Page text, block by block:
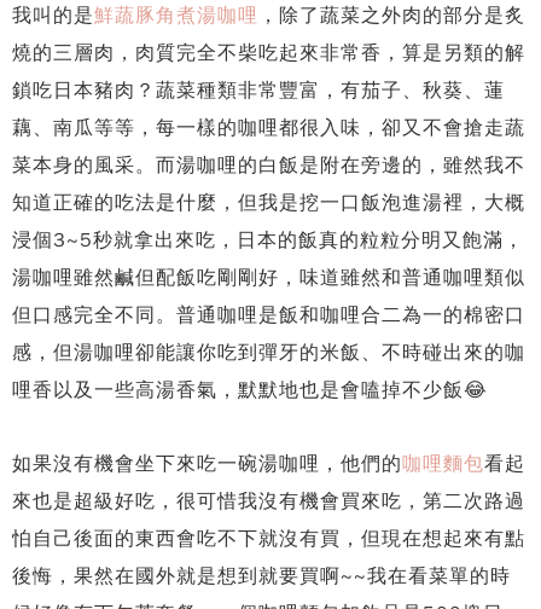
我叫的是鮮蔬豚角煮湯咖哩 ，除了蔬菜之外肉的部分是炙
燒的三層肉，肉質完全不柴吃起來非常香，算是另類的解
鎖吃日本豬肉？蔬菜種類非常豐富，有茄子、秋葵、蓮
藕、南瓜等等，每一樣的咖哩都很入味，卻又不會搶走蔬
菜本身的風采。而湯咖哩的白飯是附在旁邊的，雖然我不
知道正確的吃法是什麼，但我是挖一口飯泡進湯裡，大概
浸個3~5秒就拿出來吃，日本的飯真的粒粒分明又飽滿，
湯咖哩雖然鹹但配飯吃剛剛好，味道雖然和普通咖哩類似
但口感完全不同。普通咖哩是飯和咖哩合二為一的棉密口
感，但湯咖哩卻能讓你吃到彈牙的米飯、不時碰出來的咖
哩香以及一些高湯香氣，默默地也是會嗑掉不少飯😂
如果沒有機會坐下來吃一碗湯咖哩，他們的咖哩麵包看起
來也是超級好吃，很可惜我沒有機會買來吃，第二次路過
怕自己後面的東西會吃不下就沒有買，但現在想起來有點
後悔，果然在國外就是想到就要買啊~~我在看菜單的時